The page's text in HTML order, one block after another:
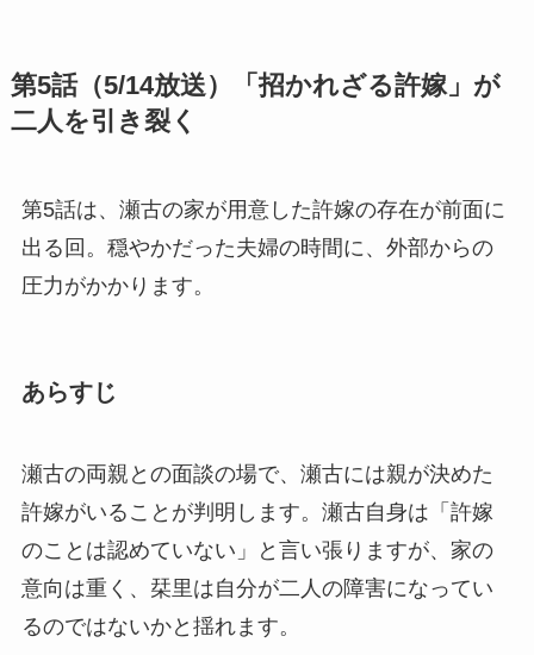
第5話（5/14放送）「招かれざる許嫁」が
二人を引き裂く
第5話は、瀬古の家が用意した許嫁の存在が前面に
出る回。穏やかだった夫婦の時間に、外部からの
圧力がかかります。
あらすじ
瀬古の両親との面談の場で、瀬古には親が決めた
許嫁がいることが判明します。瀬古自身は「許嫁
のことは認めていない」と言い張りますが、家の
意向は重く、栞里は自分が二人の障害になってい
るのではないかと揺れます。